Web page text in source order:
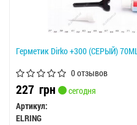
Герметик Dirko +300 (СЕРЫЙ)
0 отзывов
227 грн
сегодня
Артикул:
ELRING